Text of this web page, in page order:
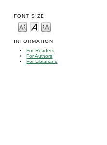
FONT SIZE
INFORMATION
For Readers
For Authors
For Librarians